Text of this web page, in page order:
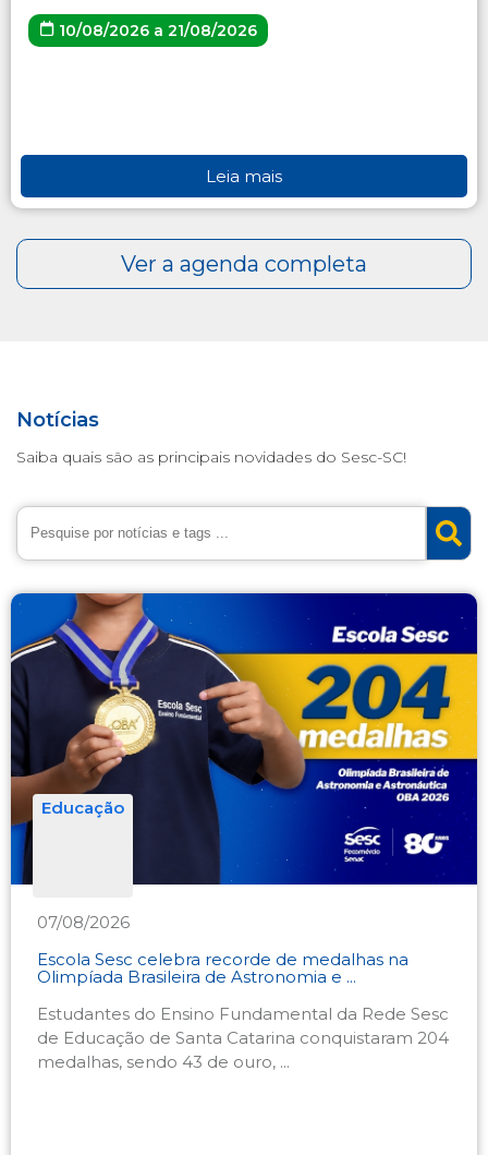
10/08/2026 a 21/08/2026
Leia mais
Notícias
Saiba quais são as principais novidades do Sesc-SC!
Educação
07/08/2026
Escola Sesc celebra recorde de medalhas na
Olimpíada Brasileira de Astronomia e ...
Estudantes do Ensino Fundamental da Rede Sesc
de Educação de Santa Catarina conquistaram 204
medalhas, sendo 43 de ouro, ...